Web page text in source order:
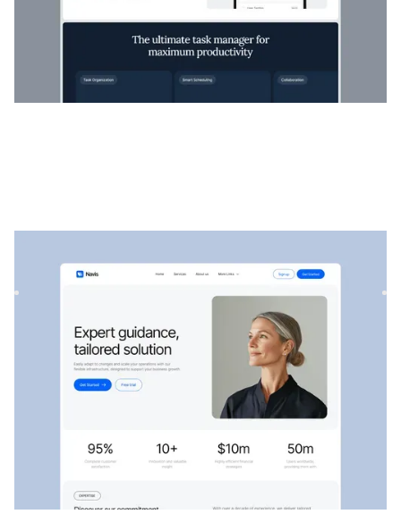
Navis ist eine flexible Beratungs- und SaaS-Vorlage, die sich
perfekt für die Präsentation professioneller Dienstleis...